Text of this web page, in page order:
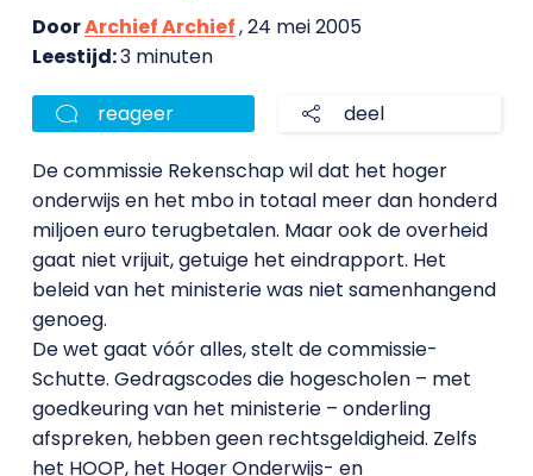
DoorArchief Archief, 24 mei 2005
Leestijd:3 minuten
reageer deel
De commissie Rekenschap wil dat het hoger
onderwijs en het mbo in totaal meer dan honderd
miljoen euro terugbetalen. Maar ook de overheid
gaat niet vrijuit, getuige het eindrapport. Het
beleid van het ministerie was niet samenhangend
genoeg.
De wet gaat vóór alles, stelt de commissie-
Schutte. Gedragscodes die hogescholen – met
goedkeuring van het ministerie – onderling
afspreken, hebben geen rechtsgeldigheid. Zelfs
het HOOP, het Hoger Onderwijs- en